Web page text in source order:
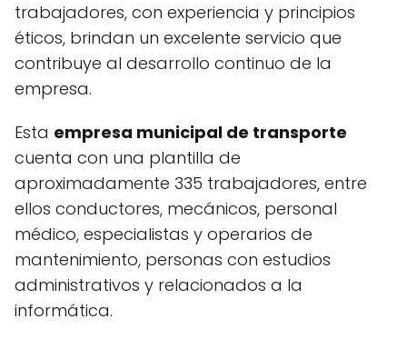
trabajadores, con experiencia y principios
éticos, brindan un excelente servicio que
contribuye al desarrollo continuo de la
empresa.
Esta empresa municipal de transporte
cuenta con una plantilla de
aproximadamente 335 trabajadores, entre
ellos conductores, mecánicos, personal
médico, especialistas y operarios de
mantenimiento, personas con estudios
administrativos y relacionados a la
informática.